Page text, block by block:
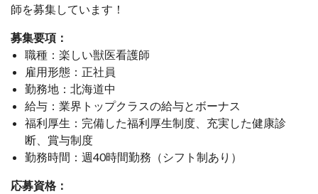
師を募集しています！
募集要項：
職種：楽しい獣医看護師
雇用形態：正社員
勤務地：北海道中
給与：業界トップクラスの給与とボーナス
福利厚生：完備した福利厚生制度、充実した健康診
断、賞与制度
勤務時間：週40時間勤務（シフト制あり）
応募資格：